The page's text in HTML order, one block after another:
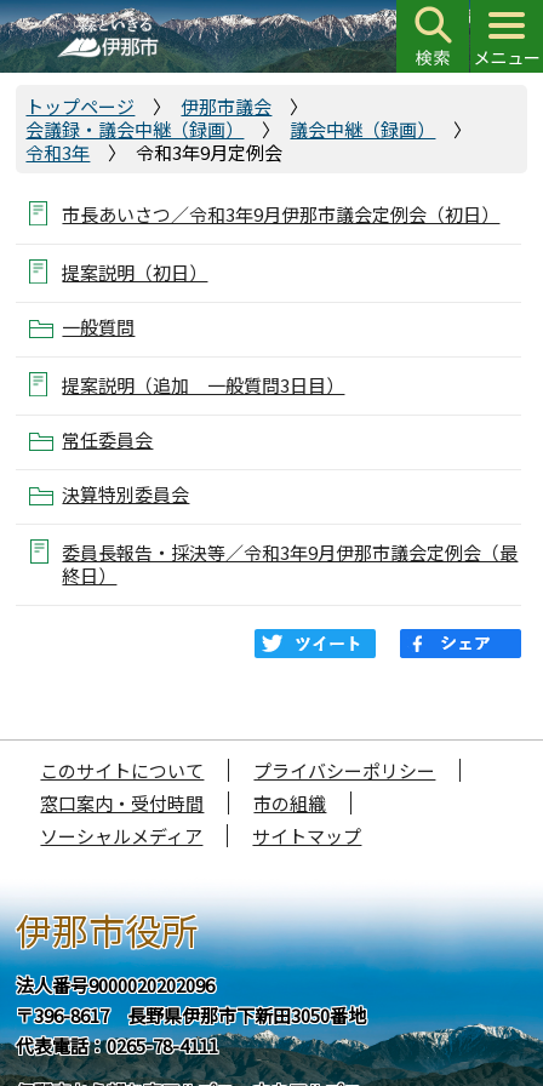
こ
の
ペ
トップページ
伊那市議会
会議録・議会中継（録画）
議会中継（録画）
令和3年
令和3年9月定例会
市長あいさつ／令和3年9月伊那市議会定例会（初日）
提案説明（初日）
一般質問
提案説明（追加 一般質問3日目）
常任委員会
決算特別委員会
委員長報告・採決等／令和3年9月伊那市議会定例会（最
終日）
このサイトについて
プライバシーポリシー
窓口案内・受付時間
市の組織
ソーシャルメディア
サイトマップ
伊那市役所
法人番号9000020202096
〒396-8617 長野県伊那市下新田3050番地
代表電話：0265-78-4111